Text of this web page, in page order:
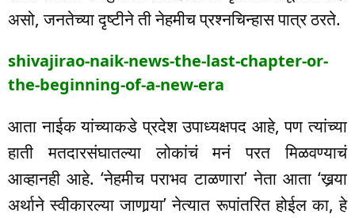
असो, जनतेच्या दृष्टीने ती नेहमीच प्रश्नचिन्हास पात्र ठरते.
shivajirao-naik-news-the-last-chapter-or-
the-beginning-of-a-new-era
आता नाईक यांच्याकडे प्रदेश उपाध्यक्षपद आहे, पण त्यांच्या
हाती मतदारसंघातल्या लोकांचं मनं परत मिळवण्याचं
आव्हानही आहे. ‘नेहमीच पराभव टाळणारा’ नेता आता ‘खर्‍या
अर्थाने स्वीकारल्या जाणार्‍या’ नेत्यात रूपांतरित होईल का, हे